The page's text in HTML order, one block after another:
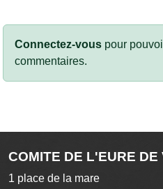
Connectez-vous pour
commentaires.
COMITE DE L'EURE
1 place de la mare